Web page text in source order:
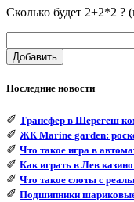
Сколько будет 2+2*2 ?
Добавить
Последние новости
✐ Трансфер в Шерегеш
✐ ЖК Marine garden:
✐ Что такое игра в
✐ Как играть в Лев
✐ Что такое слоты с
✐ Подшипники